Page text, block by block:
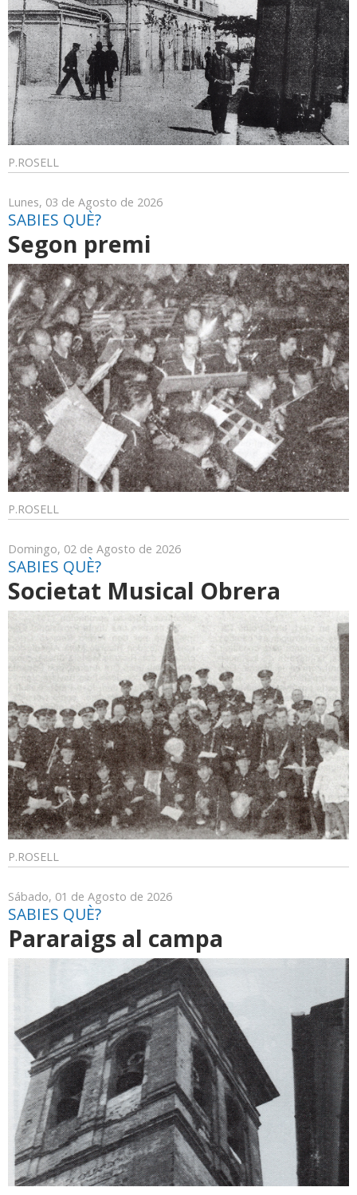
P.ROSELL
Lunes, 03 de Agosto de 2026
SABIES QUÈ?
Segon premi
P.ROSELL
Domingo, 02 de Agosto de 2026
SABIES QUÈ?
Societat Musical Obrera
P.ROSELL
Sábado, 01 de Agosto de 2026
SABIES QUÈ?
Pararaigs al campa